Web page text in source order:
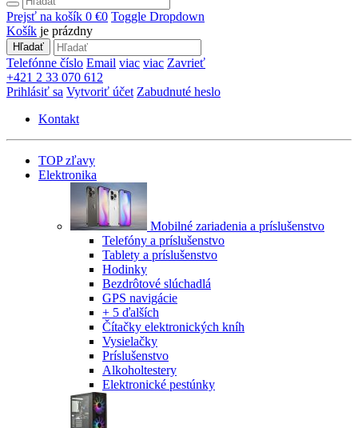
Prejsť na košík 0 €0 Toggle Dropdown
Košík je prázdny
Hľadať
Telefónne číslo Email viac viac Zavrieť
+421 2 33 070 612
Prihlásiť sa Vytvoriť účet Zabudnuté heslo
Kontakt
TOP zľavy
Elektronika
Mobilné zariadenia a príslušenstvo
Telefóny a príslušenstvo
Tablety a príslušenstvo
Hodinky
Bezdrôtové slúchadlá
GPS navigácie
+ 5 ďalších
Čítačky elektronických kníh
Vysielačky
Príslušenstvo
Alkoholtestery
Elektronické pestúnky